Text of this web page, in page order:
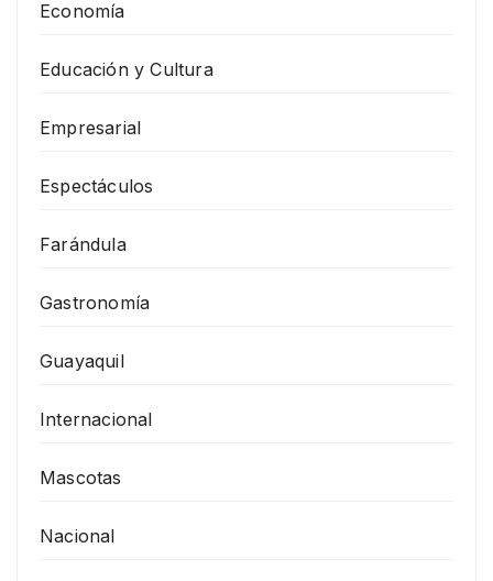
Economía
Educación y Cultura
Empresarial
Espectáculos
Farándula
Gastronomía
Guayaquil
Internacional
Mascotas
Nacional